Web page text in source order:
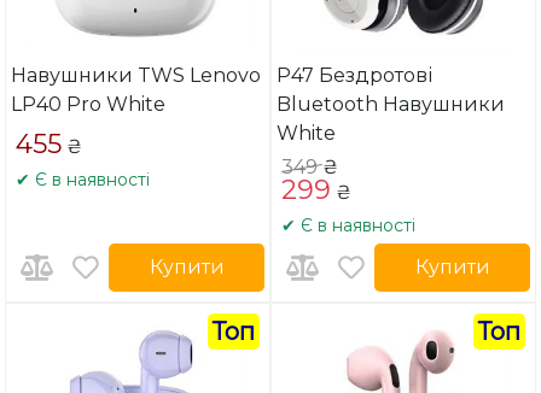
Навушники TWS Lenovo
LP40 Pro White
455 ₴
✔ Є в наявності
Купити
P47 Бездротові
Bluetooth Навушники
White
349₴
299 ₴
✔ Є в наявності
Купити
Топ Топ